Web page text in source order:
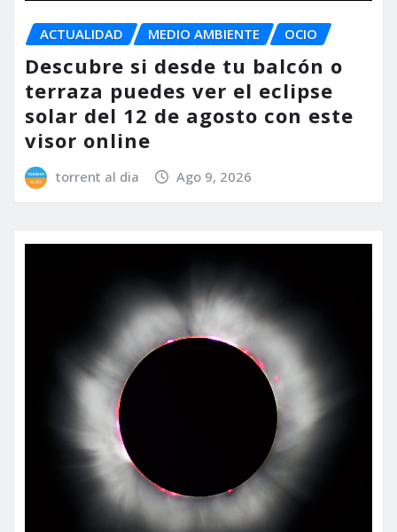
ACTUALIDAD MEDIO AMBIENTE OCIO
Descubre si desde tu balcón o
terraza puedes ver el eclipse
solar del 12 de agosto con este
visor online
torrent al dia Ago 9, 2026